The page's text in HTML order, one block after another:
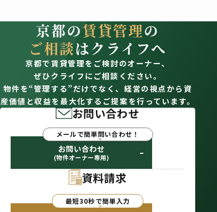
京都の賃貸管理の
ご相談はクライフへ
京都で賃貸管理をご検討のオーナー、
ぜひクライフにご相談ください。
物件を“管理する”だけでなく、経営の視点から資
産価値と収益を最大化するご提案を行っています。
お問い合わせ
メールで簡単問い合わせ！
お問い合わせ
(物件オーナー専用)
資料請求
最短30秒で簡単入力